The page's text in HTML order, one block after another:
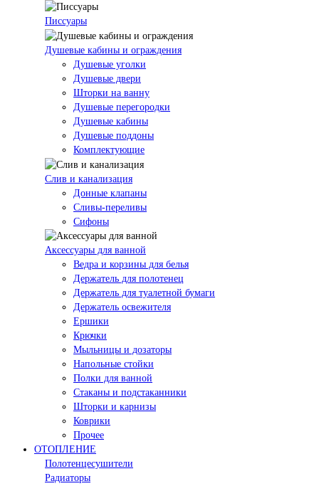
Писсуары
Душевые кабины и ограждения
Душевые уголки
Душевые двери
Шторки на ванну
Душевые перегородки
Душевые кабины
Душевые поддоны
Комплектующие
Слив и канализация
Донные клапаны
Сливы-переливы
Сифоны
Аксессуары для ванной
Ведра и корзины для белья
Держатель для полотенец
Держатель для туалетной бумаги
Держатель освежителя
Ершики
Крючки
Мыльницы и дозаторы
Напольные стойки
Полки для ванной
Стаканы и подстаканники
Шторки и карнизы
Коврики
Прочее
ОТОПЛЕНИЕ
Полотенцесушители
Радиаторы